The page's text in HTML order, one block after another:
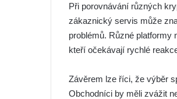
Při porovnávání různých
zákaznický servis může
problémů. Různé platformy
kteří očekávají rychlé
Závěrem lze říci, že výběr
Obchodníci by měli zvážit